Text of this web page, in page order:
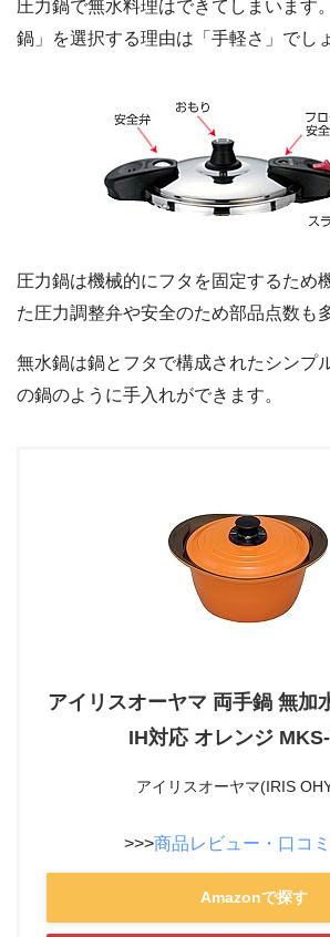
圧力鍋で無水料理はできてしまいます
鍋」を選択する理由は「手軽さ」でし
圧力鍋は機械的にフタを固定するため
た圧力調整弁や安全のため部品点数も
無水鍋は鍋とフタで構成されたシンプ
の鍋のように手入れができます。
アイリスオーヤマ 両手鍋 無加
IH対応 オレンジ
アイリスオーヤマ(IRIS
>>>商品レビュー・口コ
Amazonで探す